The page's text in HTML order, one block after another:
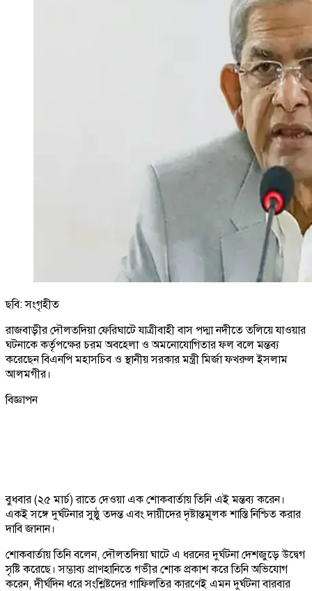
ছবি: সংগৃহীত
রাজবাড়ীর দৌলতদিয়া ফেরিঘাটে যাত্রীবাহী বাস পদ্মা নদীতে তলিয়ে যাওয়ার
ঘটনাকে কর্তৃপক্ষের চরম অবহেলা ও অমনোযোগিতার ফল বলে মন্তব্য
করেছেন বিএনপি মহাসচিব ও স্থানীয় সরকার মন্ত্রী মির্জা ফখরুল ইসলাম
আলমগীর।
বিজ্ঞাপন
বুধবার (২৫ মার্চ) রাতে দেওয়া এক শোকবার্তায় তিনি এই মন্তব্য করেন।
একই সঙ্গে দুর্ঘটনার সুষ্ঠু তদন্ত এবং দায়ীদের দৃষ্টান্তমূলক শাস্তি নিশ্চিত করার
দাবি জানান।
শোকবার্তায় তিনি বলেন, দৌলতদিয়া ঘাটে এ ধরনের দুর্ঘটনা দেশজুড়ে উদ্বেগ
সৃষ্টি করেছে। সম্ভাব্য প্রাণহানিতে গভীর শোক প্রকাশ করে তিনি অভিযোগ
করেন, দীর্ঘদিন ধরে সংশ্লিষ্টদের গাফিলতির কারণেই এমন দুর্ঘটনা বারবার